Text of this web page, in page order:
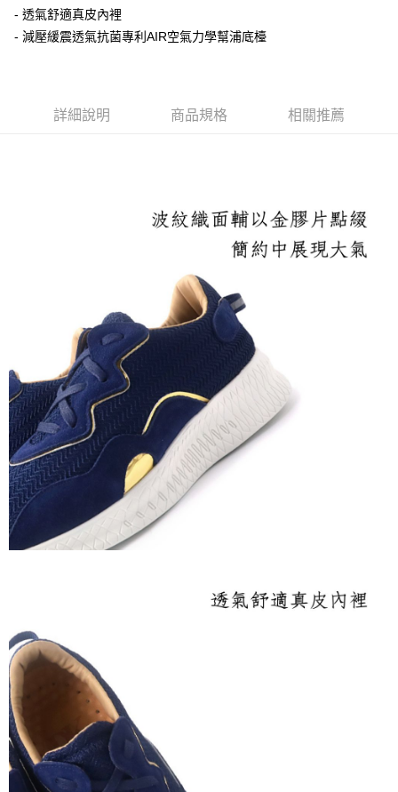
付款後萊爾富取貨
每筆NT$100，滿NT$2,000(含以上)免運費
查看運費
- 透氣舒適真皮內裡
- 減壓緩震透氣抗菌專利AIR空氣力學幫浦底檯
詳細說明 商品規格 相關推薦